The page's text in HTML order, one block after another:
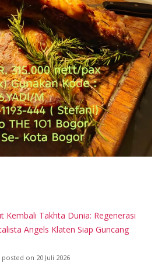
Kembali Takhta Dunia: Regenerasi
Angels Klaten Siap Guncang
posted on 20 Juli 2026